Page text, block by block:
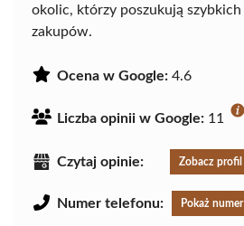
okolic, którzy poszukują
zakupów.
Ocena w Google: 4.6
Liczba opinii w Google: 11
Czytaj opinie: Zobacz profil
Numer telefonu: Pokaż numer